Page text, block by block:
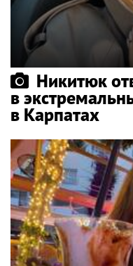
Никитюк
в
в Карпатах